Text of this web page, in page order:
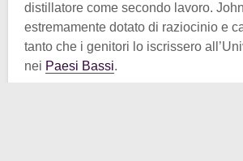
distillatore come secondo lavoro.
estremamente dotato di raziocinio e
tanto che i genitori lo iscrissero
nei Paesi Bassi.